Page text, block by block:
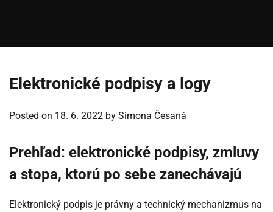
Elektronické podpisy a logy
Posted on 18. 6. 2022 by Simona Česaná
Prehľad: elektronické podpisy, zmluvy
a stopa, ktorú po sebe zanechávajú
Elektronický podpis je právny a technický mechanizmus na